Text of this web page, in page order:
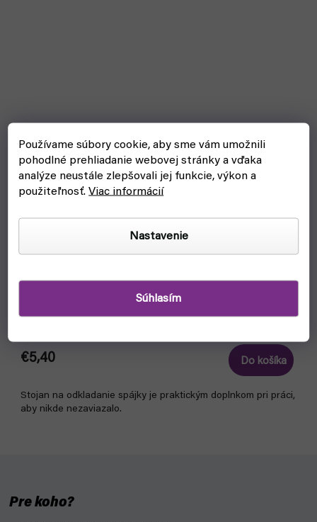
Používame súbory cookie, aby sme vám umožnili
pohodlné prehliadanie webovej stránky a vďaka
analýze neustále zlepšovali jej funkcie, výkon a
použiteľnosť.Viac informácií
Nastavenie
Súhlasím
Odkladací stojan na spájku s drôtenkou
€5,40 Do košíka
Stojan na odkladanie spájky je praktickým doplnkom pri práci,
aby nikde nezaviazalo.
Pre koho?